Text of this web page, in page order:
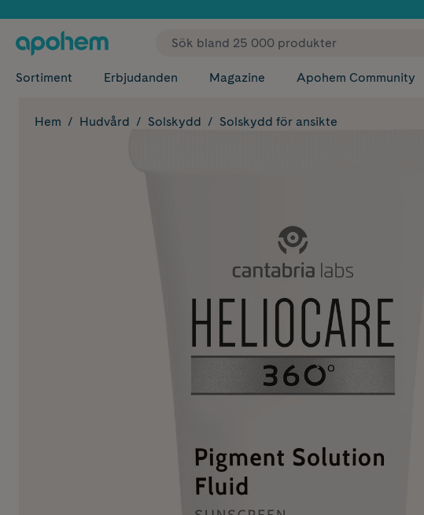
✓ Fri frakt
Sortiment Erbjudanden Magazine Apohem Community
Hem Hudvård Solskydd Solskydd för ansikte